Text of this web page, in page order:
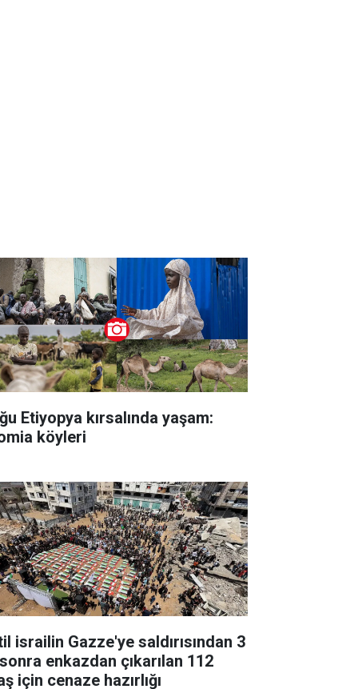
Etiyopya kırsalında yaşam:
köyleri
israilin Gazze'ye saldırısından 3
enkazdan çıkarılan 112
için cenaze hazırlığı